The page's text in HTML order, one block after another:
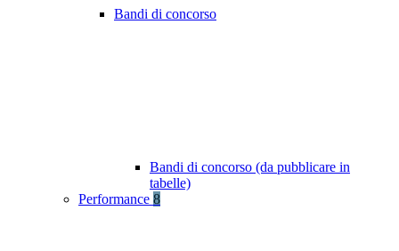
Bandi di concorso
Bandi di concorso (da pubblicare in
tabelle)
Performance 8